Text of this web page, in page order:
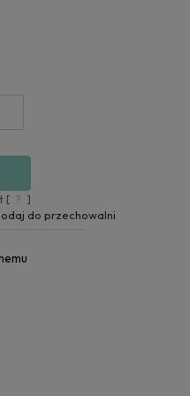
[ ? ]
do przechowalni